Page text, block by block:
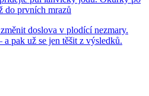
do prvních mrazů
doslova v plodící nezmary.
pak už se jen těšit z výsledků.